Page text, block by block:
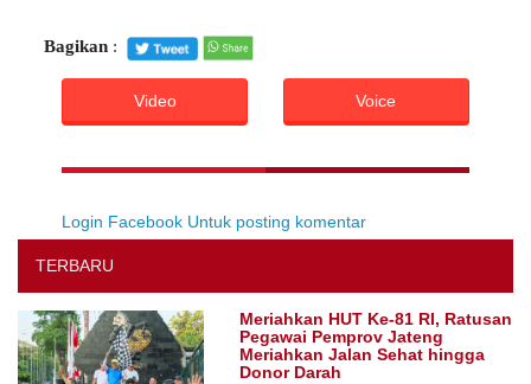
Bagikan :
Video Voice
Login Facebook Untuk posting komentar
TERBARU
Meriahkan HUT Ke-81 RI, Ratusan
Pegawai Pemprov Jateng
Meriahkan Jalan Sehat hingga
Donor Darah